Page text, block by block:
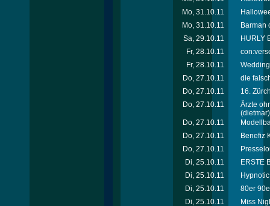
Mo, 31.10.11
Mo, 31.10.11
Barman
Sa, 29.10.11
HURLY
Fr, 28.10.11
Fr, 28.10.11
Do, 27.10.11
die
Do, 27.10.11
16.
Do, 27.10.11
Ärzte
(dietmar)
Do, 27.10.11
Do, 27.10.11
Benefiz
Do, 27.10.11
Di, 25.10.11
ERSTE
Di, 25.10.11
Di, 25.10.11
80er
Di, 25.10.11
Miss